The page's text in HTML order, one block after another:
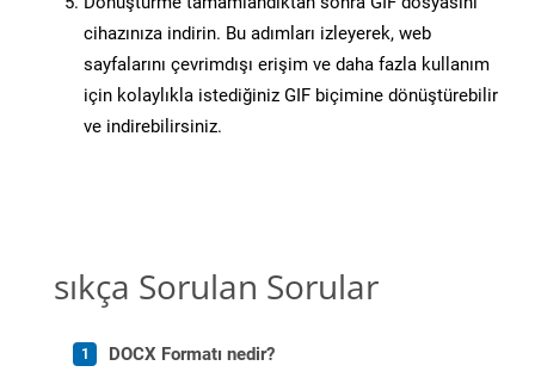
cihazınıza indirin. Bu adımları izleyerek, web
sayfalarını çevrimdışı erişim ve daha fazla kullanım
için kolaylıkla istediğiniz GIF biçimine dönüştürebilir
ve indirebilirsiniz.
sıkça Sorulan Sorular
DOCX Formatı nedir?